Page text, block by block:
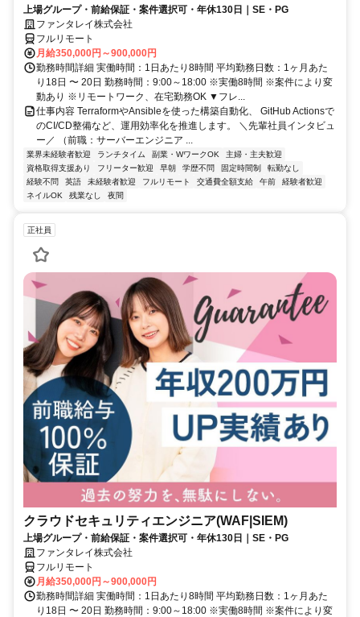
上場グループ・前給保証・案件選択可・年休130日｜SE・PG
ファンタレイ株式会社
フルリモート
月給350,000円～900,000円
勤務時間詳細 実働時間：1日あたり8時間 平均勤務日数：1ヶ月あた
り18日 〜 20日 勤務時間：9:00～18:00 ※実働8時間 ※案件により変
動あり ※リモートワーク、在宅勤務OK ▼フレ...
仕事内容 TerraformやAnsibleを使った構築自動化、 GitHub Actionsで
のCI/CD整備など、運用効率化を推進します。 ＼先輩社員インタビュ
ー／ （前職：サーバーエンジニア ...
業界未経験者歓迎 ランチタイム 副業・WワークOK
主婦・主夫歓迎
資格取得支援あり
フリーター歓迎 早朝 学歴不問 固定時間制
転勤なし
経験不問
英語 未経験者歓迎 フルリモート 交通費全額支給 午前
経験者歓迎
ネイルOK
残業なし 夜間
正社員
クラウドセキュリティエンジニア(WAF|SIEM)
上場グループ・前給保証・案件選択可・年休130日｜SE・PG
ファンタレイ株式会社
フルリモート
月給350,000円～900,000円
勤務時間詳細 実働時間：1日あたり8時間 平均勤務日数：1ヶ月あた
り18日 〜 20日 勤務時間：9:00～18:00 ※実働8時間 ※案件により変